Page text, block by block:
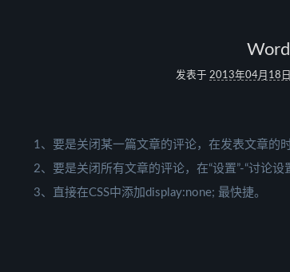
发表于 2013年04月18日
1、要是关闭某一篇文章的评论，在发表文章的
2、要是关闭所有文章的评论，在“设置”-“讨论
3、直接在CSS中添加display:none; 最快捷。